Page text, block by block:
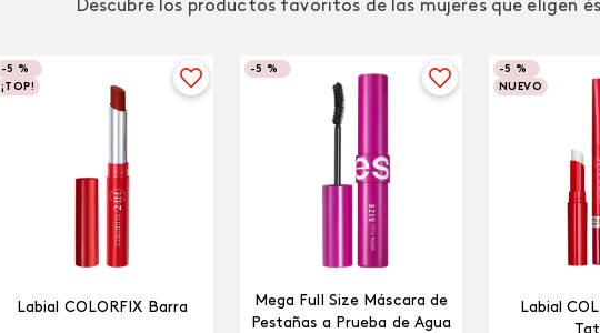
Descubre los productos favoritos de las mujeres que eligen
-5 %
¡TOP!
Labial COLORFIX Barra
-5 %
Mega Full Size Máscara de
Pestañas a Prueba de Agua
-5 %
NUEVO
Labial